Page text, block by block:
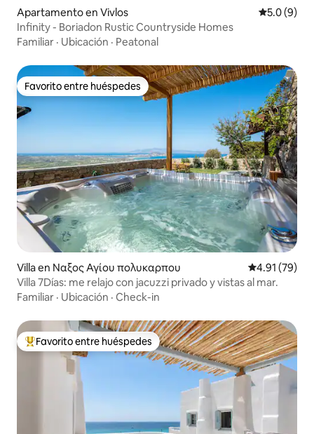
Apartamento en Vivlos
5.0 (9)
Infinity - Boriadon Rustic Countryside Homes
Familiar · Ubicación · Peatonal
Favorito entre huéspedes
Favorito entre huéspedes
Villa en Ναξος Αγίου πολυκαρπου Calificación
4.91 (79)
Villa 7Días: me relajo con jacuzzi privado y vistas al mar.
Familiar · Ubicación · Check-in
Favorito entre huéspedes preferido
Favorito entre huéspedes